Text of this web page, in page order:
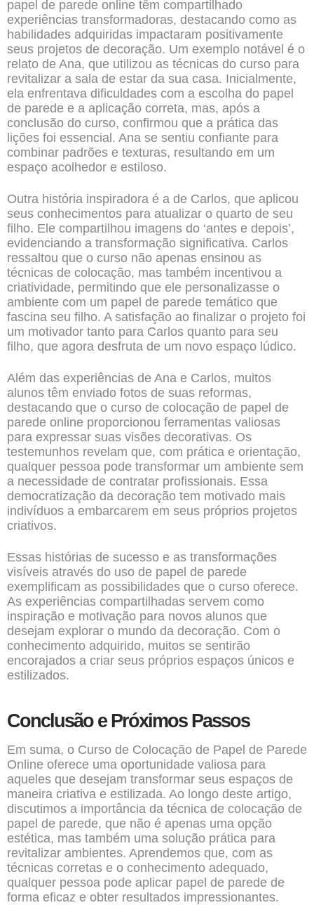
papel de parede online têm compartilhado
experiências transformadoras, destacando como as
habilidades adquiridas impactaram positivamente
seus projetos de decoração. Um exemplo notável é o
relato de Ana, que utilizou as técnicas do curso para
revitalizar a sala de estar da sua casa. Inicialmente,
ela enfrentava dificuldades com a escolha do papel
de parede e a aplicação correta, mas, após a
conclusão do curso, confirmou que a prática das
lições foi essencial. Ana se sentiu confiante para
combinar padrões e texturas, resultando em um
espaço acolhedor e estiloso.
Outra história inspiradora é a de Carlos, que aplicou
seus conhecimentos para atualizar o quarto de seu
filho. Ele compartilhou imagens do ‘antes e depois’,
evidenciando a transformação significativa. Carlos
ressaltou que o curso não apenas ensinou as
técnicas de colocação, mas também incentivou a
criatividade, permitindo que ele personalizasse o
ambiente com um papel de parede temático que
fascina seu filho. A satisfação ao finalizar o projeto foi
um motivador tanto para Carlos quanto para seu
filho, que agora desfruta de um novo espaço lúdico.
Além das experiências de Ana e Carlos, muitos
alunos têm enviado fotos de suas reformas,
destacando que o curso de colocação de papel de
parede online proporcionou ferramentas valiosas
para expressar suas visões decorativas. Os
testemunhos revelam que, com prática e orientação,
qualquer pessoa pode transformar um ambiente sem
a necessidade de contratar profissionais. Essa
democratização da decoração tem motivado mais
indivíduos a embarcarem em seus próprios projetos
criativos.
Essas histórias de sucesso e as transformações
visíveis através do uso de papel de parede
exemplificam as possibilidades que o curso oferece.
As experiências compartilhadas servem como
inspiração e motivação para novos alunos que
desejam explorar o mundo da decoração. Com o
conhecimento adquirido, muitos se sentirão
encorajados a criar seus próprios espaços únicos e
estilizados.
Conclusão e Próximos Passos
Em suma, o Curso de Colocação de Papel de Parede
Online oferece uma oportunidade valiosa para
aqueles que desejam transformar seus espaços de
maneira criativa e estilizada. Ao longo deste artigo,
discutimos a importância da técnica de colocação de
papel de parede, que não é apenas uma opção
estética, mas também uma solução prática para
revitalizar ambientes. Aprendemos que, com as
técnicas corretas e o conhecimento adequado,
qualquer pessoa pode aplicar papel de parede de
forma eficaz e obter resultados impressionantes.